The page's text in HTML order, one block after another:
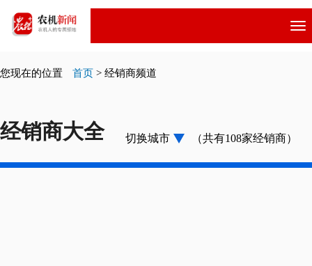
跳
到
要
您现在的位置 首页 > 经销商频道
经销商大全 切换城市 （共有108家经销商）